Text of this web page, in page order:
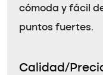
cómoda y fácil
puntos fuertes.
Calidad/